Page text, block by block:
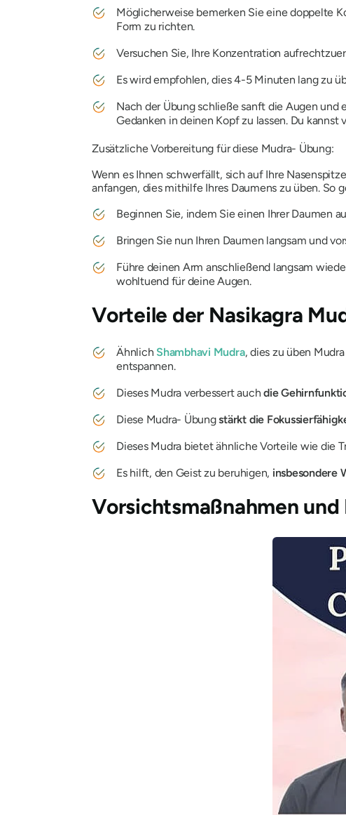
Möglicherweise bemerken Sie eine doppelte
Form zu richten.
Versuchen Sie, Ihre Konzentration
Es wird empfohlen, dies 4-5 Minuten lang zu
Nach der Übung schließe sanft die Augen und
Gedanken in deinen Kopf zu lassen. Du kannst
Zusätzliche Vorbereitung für diese Mudra- Übung:
Wenn es Ihnen schwerfällt, sich auf Ihre
anfangen, dies mithilfe Ihres Daumens zu üben. So
Beginnen Sie, indem Sie einen Ihrer Daumen
Bringen Sie nun Ihren Daumen langsam und
Führe deinen Arm anschließend langsam
wohltuend für deine Augen.
Vorteile der Nasikagra
Ähnlich Shambhavi Mudra, dies zu üben Mudra
entspannen.
Dieses Mudra verbessert auchdie
Diese Mudra- Übungstärkt die
Dieses Mudra bietet ähnliche Vorteile wie die
Es hilft, den Geist zu beruhigen, insbesondere
Vorsichtsmaßnahmen